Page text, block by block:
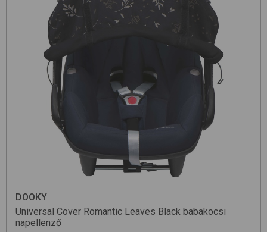
DOOKY
Universal Cover Romantic Leaves Black babakocsi
napellenző